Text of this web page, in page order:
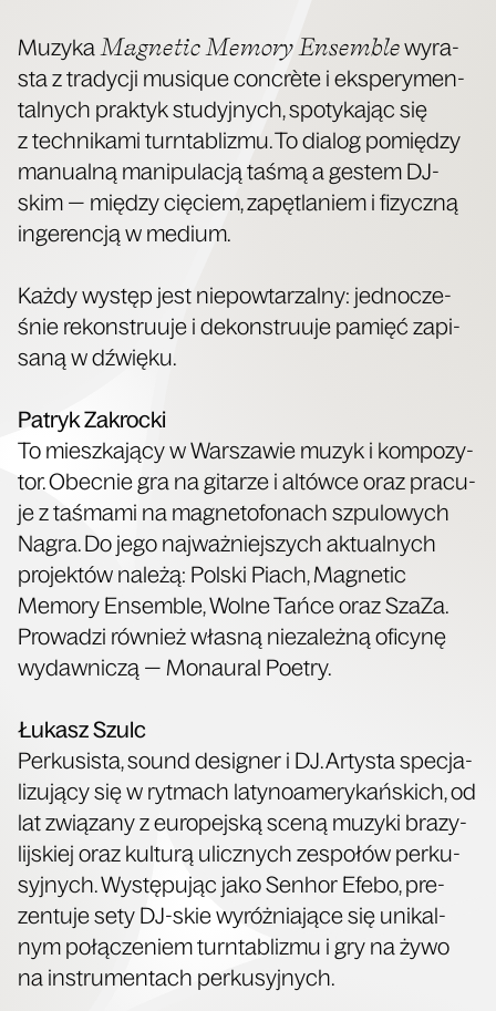
Muzy­ka Magne­tic Memo­ry Ensem­blewyra­
sta z tra­dy­cji musi­que con­crète i eks­pe­ry­men­
tal­nych prak­tyk stu­dyj­nych, spo­ty­ka­jąc się
z tech­ni­ka­mi turn­ta­bli­zmu. To dia­log pomię­dzy
manu­al­ną mani­pu­la­cją taśmą a gestem DJ-
skim — mię­dzy cię­ciem, zapę­tla­niem i fizycz­ną
inge­ren­cją w medium.
Każ­dy występ jest nie­po­wta­rzal­ny: jed­no­cze­
śnie rekon­stru­uje i dekon­stru­uje pamięć zapi­
sa­ną w dźwięku.
Patryk Zakroc­ki
To miesz­ka­ją­cy w War­sza­wie muzyk i kom­po­zy­
tor. Obec­nie gra na gita­rze i altów­ce oraz pra­cu­
je z taśma­mi na magne­to­fo­nach szpu­lo­wych
Nagra. Do jego naj­waż­niej­szych aktu­al­nych
pro­jek­tów nale­żą: Pol­ski Piach, Magne­tic
Memo­ry Ensem­ble, Wol­ne Tań­ce oraz Sza­Za.
Pro­wa­dzi rów­nież wła­sną nie­za­leż­ną ofi­cy­nę
wydaw­ni­czą — Monau­ral Poetry.
Łukasz Szulc
Per­ku­si­sta, sound desi­gner i DJ. Arty­sta spe­cja­
li­zu­ją­cy się w ryt­mach laty­no­ame­ry­kań­skich, od
lat zwią­za­ny z euro­pej­ską sce­ną muzy­ki bra­zy­
lij­skiej oraz kul­tu­rą ulicz­nych zespo­łów per­ku­
syj­nych. Wystę­pu­jąc jako Sen­hor Efe­bo, pre­
zen­tu­je sety DJ-skie wyróż­nia­ją­ce się uni­kal­
nym połą­cze­niem turn­ta­bli­zmu i gry na żywo
na instru­men­tach perkusyjnych.